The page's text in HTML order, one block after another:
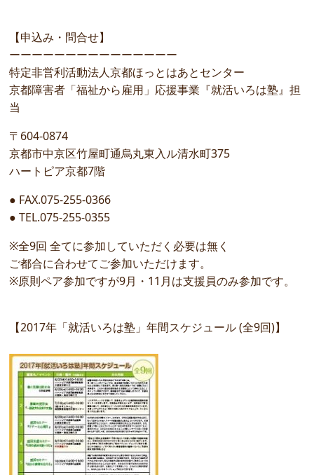
【申込み・問合せ】
ーーーーーーーーーーーーーーー
特定非営利活動法人京都ほっとはあとセンター
京都障害者「福祉から雇用」応援事業『就活いろは塾』担
当
〒604-0874
京都市中京区竹屋町通烏丸東入ル清水町375
ハートピア京都7階
● FAX.075-255-0366
● TEL.075-255-0355
※全9回 全てに参加していただく必要は無く
ご都合に合わせてご参加いただけます。
※原則ペア参加ですが9月・11月は支援員のみ参加です。
【2017年「就活いろは塾」年間スケジュール (全9回)】